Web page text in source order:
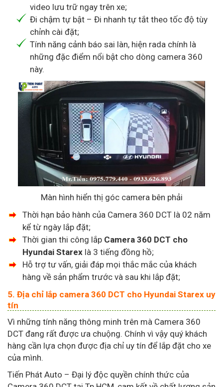
video lưu trữ ngay trên xe;
Đi chậm tự bật – Đi nhanh tự tắt theo tốc độ tùy
chỉnh cài đặt;
Tính năng cảnh báo sai làn, hiện rada chính là
những đặc điểm nổi bật cho dòng camera 360
này.
Màn hình hiển thị góc camera bên phải
Thời hạn bảo hành của Camera 360 DCT là 02 năm
kể từ ngày lắp đặt;
Thời gian thi công lắp Camera 360 DCT cho
Hyundai Starex là 3 tiếng đồng hồ;
Hỗ trợ tư vấn, giải đáp mọi thắc mắc của khách
hàng về sản phẩm trước và sau khi lắp đặt;
5. Địa chỉ lắp camera 360 DCT cho Hyundai Starex uy
tín
Vì những tính năng thông minh trên mà Camera 360
DCT đang rất được ưa chuộng. Chính vì vậy quý khách
hàng cần lựa chọn được địa chỉ uy tín để lắp đặt cho xe
của mình.
Tiến Phát Auto – Đại lý độc quyền chính thức của